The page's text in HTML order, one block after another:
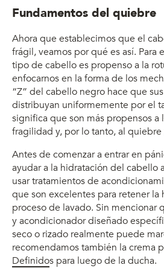
Fundamentos del quiebre
Ahora que establecimos que el
frágil, veamos por qué es así. Para
tipo de cabello es propenso a la
enfocarnos en la forma de los
“Z” del cabello negro hace que
distribuyan uniformemente por el
significa que son más propensos a
fragilidad y, por lo tanto, al quiebre
Antes de comenzar a entrar en
ayudar a la hidratación del cabello
usar tratamientos de
que son excelentes para retener
proceso de lavado. Sin mencionar
y acondicionador diseñado
seco o rizado realmente puede
recomendamos también la crema
Definidos para luego de la ducha.